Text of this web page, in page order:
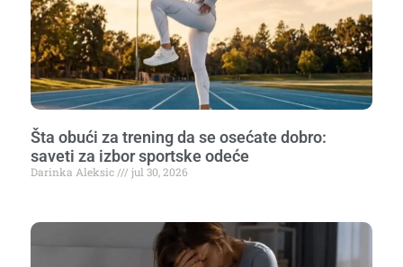
Šta obući za trening da se osećate dobro:
saveti za izbor sportske odeće
Darinka Aleksic jul 30, 2026